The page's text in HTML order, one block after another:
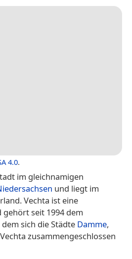
4.0.
im gleichnamigen
und liegt im
Vechta ist eine
seit 1994 dem
sich die Städte Damme,
zusammengeschlossen